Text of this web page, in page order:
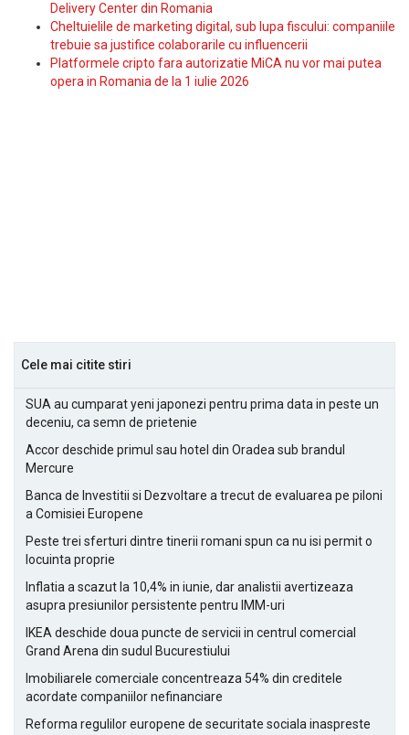
Delivery Center din Romania
Cheltuielile de marketing digital, sub lupa fiscului: companiile
trebuie sa justifice colaborarile cu influencerii
Platformele cripto fara autorizatie MiCA nu vor mai putea
opera in Romania de la 1 iulie 2026
Cele mai citite stiri
SUA au cumparat yeni japonezi pentru prima data in peste un
deceniu, ca semn de prietenie
Accor deschide primul sau hotel din Oradea sub brandul
Mercure
Banca de Investitii si Dezvoltare a trecut de evaluarea pe piloni
a Comisiei Europene
Peste trei sferturi dintre tinerii romani spun ca nu isi permit o
locuinta proprie
Inflatia a scazut la 10,4% in iunie, dar analistii avertizeaza
asupra presiunilor persistente pentru IMM-uri
IKEA deschide doua puncte de servicii in centrul comercial
Grand Arena din sudul Bucurestiului
Imobiliarele comerciale concentreaza 54% din creditele
acordate companiilor nefinanciare
Reforma regulilor europene de securitate sociala inaspreste